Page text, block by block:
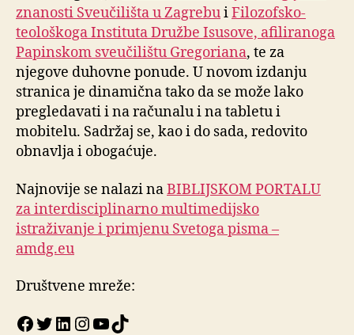
znanosti Sveučilišta u ZagrebuiFilozofsko-
teološkoga Instituta Družbe Isusove, afiliranoga
Papinskom sveučilištu Gregoriana, te za
njegove duhovne ponude. U novomizdanju
stranica je dinamična tako da se može lako
pregledavati i na računalu i na tabletu i
mobitelu. Sadržaj se, kao i do sada, redovito
obnavlja i obogaćuje.
Najnovije se nalazi naBIBLIJSKOM PORTALU
za interdisciplinarno multimedijsko
istraživanje i primjenu Svetoga pisma –
amdg.eu
Društvene mreže:
Facebook
Twitter
LinkedIn
Instagram
YouTube
TikTok